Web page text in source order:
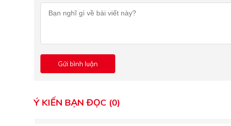
Ý KIẾN BẠN ĐỌC (0)